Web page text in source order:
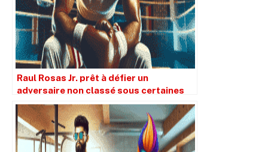
Raul Rosas Jr. prêt à défier un
adversaire non classé sous certaines
conditions